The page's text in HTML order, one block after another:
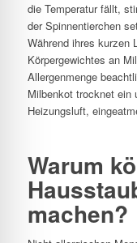
die Temperatur fällt,
der Spinnentierchen
Während ihres kurzen
Körpergewichtes an
Allergenmenge
Milbenkot trocknet ein
Heizungsluft,
Warum
machen?